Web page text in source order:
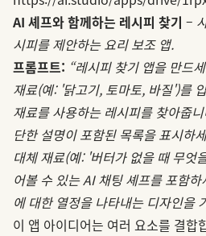
AI 셰프와 함께하는 레시피 찾기 –
시피를 제안하는 요리 보조 앱.
프롬프트: “레시피 찾기 앱을 만드
재료(예: '닭고기, 토마토, 바질')를
재료를 사용하는 레시피를 찾아줍
단한 설명이 포함된 목록을 표시하
대체 재료(예: '버터가 없을 때 무엇
어볼 수 있는 AI 채팅 셰프를 포함
에 대한 열정을 나타내는 디자인을
이 앱 아이디어는 여러 요소를 결합